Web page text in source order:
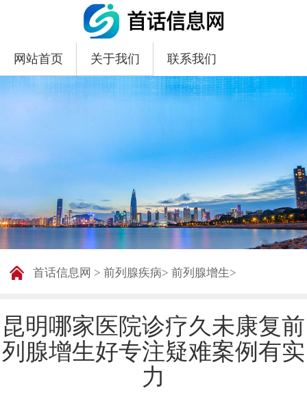
网站首页 关于我们 联系我们
首话信息网 > 前列腺疾病> 前列腺增生>
昆明哪家医院诊疗久未康复前
列腺增生好专注疑难案例有实
力